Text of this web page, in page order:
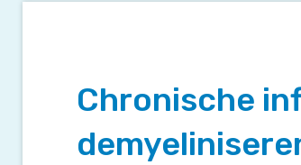
Chronische